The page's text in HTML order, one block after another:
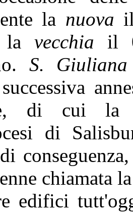
la nuova
la vecchia il
S. Giuliana
di cui
di
chiamata
edifici